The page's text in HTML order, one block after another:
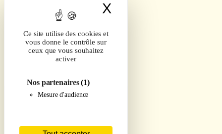
Ce site utilise des cookies et
vous donne le contrôle sur
ceux que vous souhaitez
activer
Nos partenaires(1)
Mesure d'audience
X